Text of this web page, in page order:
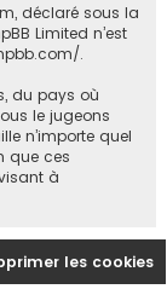
déclaré sous la
Limited n’est
.
du pays où
le jugeons
n’importe quel
que ces
à
les cookies